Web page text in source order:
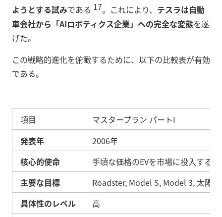
ようとする試みである 17。これにより、 テスラは自動
車会社から「AIロボティクス企業」への完全な変態を遂
げた。
この戦略的進化を俯瞰するために、以下の比較表が有効
である。
項目
マスタープラン パートI
発表年
2006年
核心的使命
手頃な価格のEVを市場に投入する
主要な目標
Roadster, Model S, Model 3, 太陽
具体性のレベル
高